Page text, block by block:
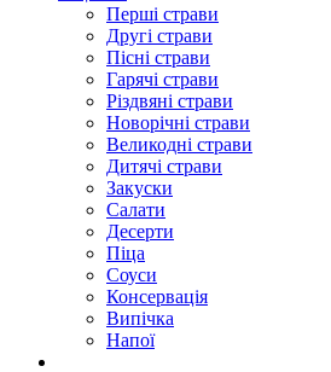
Перші страви
Другі страви
Пісні страви
Гарячі страви
Різдвяні страви
Новорічні страви
Великодні страви
Дитячі страви
Закуски
Салати
Десерти
Піца
Соуси
Консервація
Випічка
Напої